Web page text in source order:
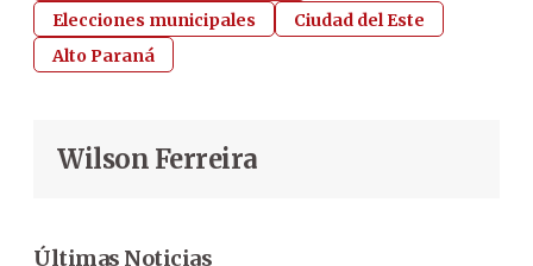
Elecciones municipales
Ciudad del Este
Alto Paraná
Wilson Ferreira
Últimas Noticias